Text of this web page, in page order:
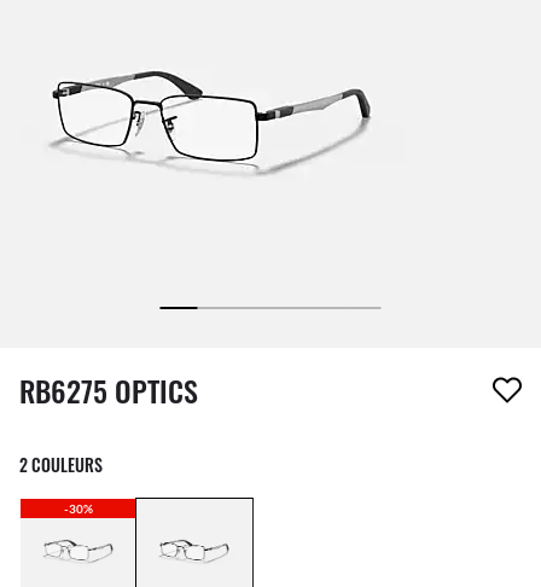
1 article a été retiré de votre liste de souhaits
RB6275 OPTICS
2 COULEURS
-30%